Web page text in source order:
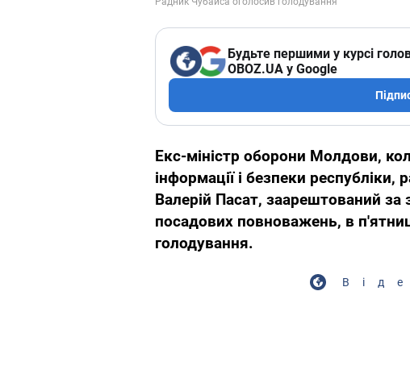
Будьте першими у курсі
OBOZ.UA у Google
Екс-міністр оборони Молдови,
інформації і безпеки
Валерій Пасат, заарештований
посадових повноважень, в
голодування.